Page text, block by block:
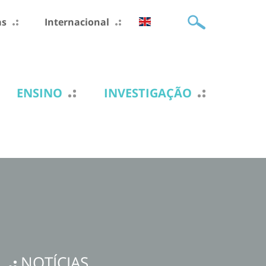
Internacional
ENSINO INVESTIGAÇÃO